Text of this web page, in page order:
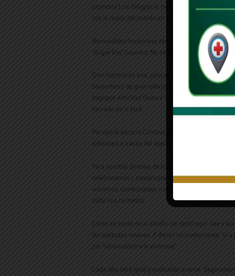
promotor Luis Villegas lo midió con rivales cada
con lo mejor del mundo en su época.
Memorables fueron sus demostraciones de poder
“Sugar Ray” Leonard. No es fácil explicar por qué,
Gran historia es esa, pero en lo actual, la actividad
boxeadores de gran talla con una afición grande; y
implique actividad física e integración, fórmula
llamado de lo fácil.
Por eso la doctora Córdova agradeció a quienes
adiciones a través del deporte.
Verá cuantos jóvenes de los allí presentes estarán
celebraremos y comenzaremos a olvidar lo
volvernos comerciantes y centrar atención en el
daño nos ha hecho.
Como se cantó en el zócalo, se cantó aquí: Las y
las actitudes nocivas. Y dieron un contundente “sí
por “un knockout a la violencia”.
Cada año será igual y evaluarán avance.